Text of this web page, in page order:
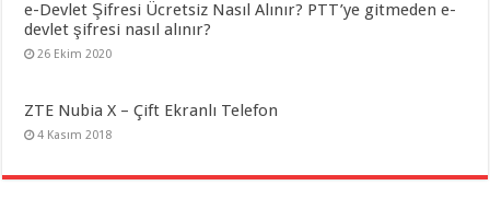
e-Devlet Şifresi Ücretsiz Nasıl Alınır? PTT’ye gitmeden e-
devlet şifresi nasıl alınır?
26 Ekim 2020
ZTE Nubia X – Çift Ekranlı Telefon
4 Kasım 2018